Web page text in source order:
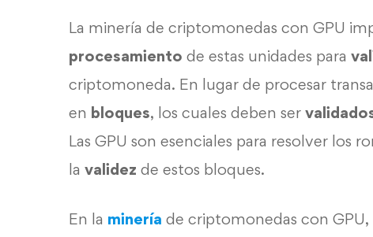
La minería de criptomonedas con GPU
procesamiento de estas unidades para
criptomoneda. En lugar de procesar
en bloques, los cuales deben ser
Las GPU son esenciales para resolver los
la validez de estos bloques.
En la minería de criptomonedas con GPU,